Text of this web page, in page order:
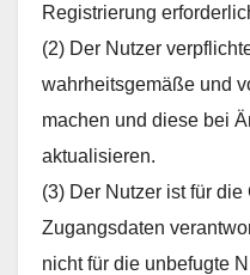
Registrierung
(2) Der Nutzer
wahrheitsgemäße und
machen und diese bei
aktualisieren.
(3) Der Nutzer ist für
Zugangsdaten
nicht für die unbefugte